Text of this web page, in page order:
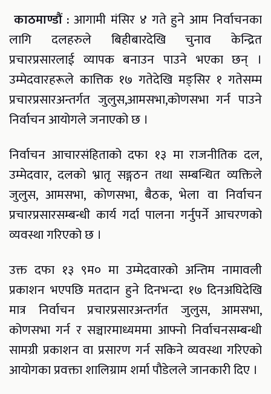
काठमाण्डौं : आगामी मंसिर ४ गते हुने आम निर्वाचनका
लागि दलहरुले बिहीबारदेखि चुनाव केन्द्रित
प्रचारप्रसारलाई व्यापक बनाउन पाउने भएका छन् ।
उम्मेदवारहरूले कात्तिक १७ गतेदेखि मङ्सिर १ गतेसम्म
प्रचारप्रसारअन्तर्गत जुलुस,आमसभा,कोणसभा गर्न पाउने
निर्वाचन आयोगले जनाएको छ ।
निर्वाचन आचारसंहिताको दफा १३ मा राजनीतिक दल,
उम्मेदवार, दलको भ्रातृ सङ्गठन तथा सम्बन्धित व्यक्तिले
जुलुस, आमसभा, कोणसभा, बैठक, भेला वा निर्वाचन
प्रचारप्रसारसम्बन्धी कार्य गर्दा पालना गर्नुपर्ने आचरणको
व्यवस्था गरिएको छ ।
उक्त दफा १३ ९म० मा उम्मेदवारको अन्तिम नामावली
प्रकाशन भएपछि मतदान हुने दिनभन्दा १७ दिनअघिदेखि
मात्र निर्वाचन प्रचारप्रसारअन्तर्गत जुलुस, आमसभा,
कोणसभा गर्न र सञ्चारमाध्यममा आफ्नो निर्वाचनसम्बन्धी
सामग्री प्रकाशन वा प्रसारण गर्न सकिने व्यवस्था गरिएको
आयोगका प्रवक्ता शालिग्राम शर्मा पौडेलले जानकारी दिए ।